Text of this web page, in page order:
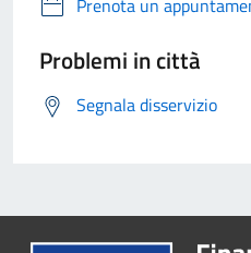
Problemi in città
Segnala disservizio